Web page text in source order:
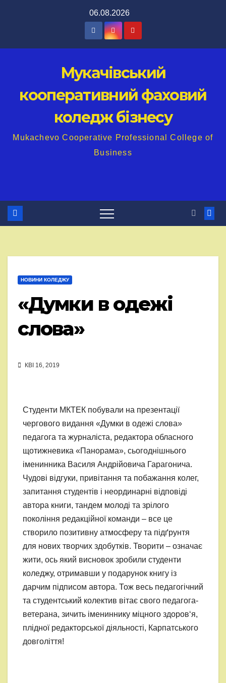
06.08.2026
Мукачівський
кооперативний фаховий
коледж бізнесу
Mukachevo Cooperative Professional College of
Business
НОВИНИ КОЛЕДЖУ
«Думки в одежі
слова»
КВІ 16, 2019
Студенти МКТЕК побували на презентації
чергового видання «Думки в одежі слова»
педагога та журналіста, редактора обласного
щотижневика «Панорама», сьогоднішнього
іменинника Василя Андрійовича Гарагонича.
Чудові відгуки, привітання та побажання колег,
запитання студентів і неординарні відповіді
автора книги, тандем молоді та зрілого
покоління редакційної команди – все це
створило позитивну атмосферу та підґрунтя
для нових творчих здобутків. Творити – означає
жити, ось який висновок зробили студенти
коледжу, отримавши у подарунок книгу із
дарчим підписом автора. Тож весь педагогічний
та студентський колектив вітає свого педагога-
ветерана, зичить імениннику міцного здоров‘я,
плідної редакторської діяльності, Карпатського
довголіття!